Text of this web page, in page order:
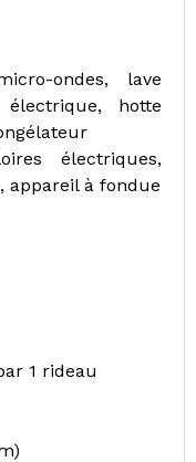
ondes, lave
hotte
électriques,
appareil à fondue
1 rideau